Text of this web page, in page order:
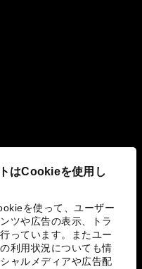
はCookieを使用し
を使って、ユーザー
ツや広告の表示、トラ
っています。またユー
利用状況についても情
ャルメディアや広告配